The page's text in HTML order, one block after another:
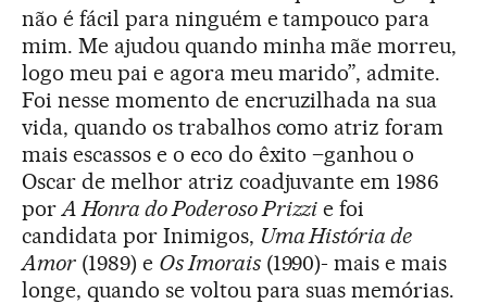
não é fácil para ninguém e tampouco para
mim. Me ajudou quando minha mãe morreu,
logo meu pai e agora meu marido”, admite.
Foi nesse momento de encruzilhada na sua
vida, quando os trabalhos como atriz foram
mais escassos e o eco do êxito –ganhou o
Oscar de melhor atriz coadjuvante em 1986
por A Honra do Poderoso Prizzi e foi
candidata por Inimigos, Uma História de
Amor(1989) e Os Imorais(1990)- mais e mais
longe, quando se voltou para suas memórias.